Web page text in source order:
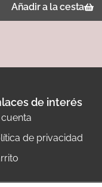
Añadir a la cesta
de interés
cuenta
de privacidad